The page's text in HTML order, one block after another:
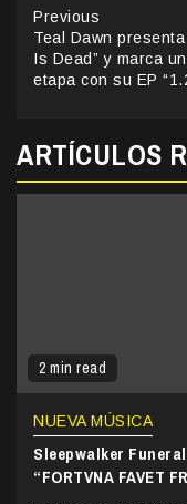
Continue
Reading
Previous
Teal Dawn presenta
Is Dead” y marca
etapa con su EP
ARTÍCULOS
2 min read
NUEVA MÚSICA
Sleepwalker
“FORTVNA FAVET